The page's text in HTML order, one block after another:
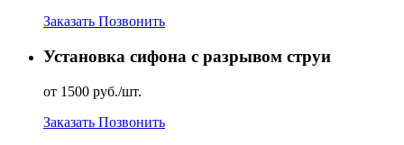
Заказать Позвонить
Установка сифона с разрывом струи
от 1500 руб./шт.
Заказать Позвонить